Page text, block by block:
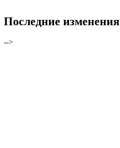
Последние изменения
-->